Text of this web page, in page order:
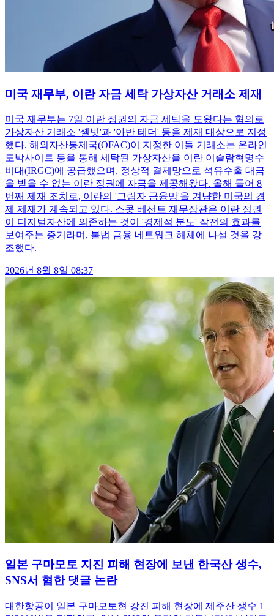
미국 재무부, 이란 자금 세탁 가상자산 거래소 제재
미국 재무부는 7일 이란 정권의 자금 세탁을 도왔다는 혐의로
가상자산 거래소 '셸빗'과 '아반 테더' 등을 제재 대상으로 지정
했다. 해외자산통제국(OFAC)이 지정한 이들 거래소는 온라인
도박사이트 등을 통해 세탁된 가상자산을 이란 이슬람혁명수
비대(IRGC)에 공급했으며, 정상적 결제망으로 석유수출 대금
을 받을 수 없는 이란 정권에 자금을 제공해왔다. 올해 들어 8
번째 제재 조치로, 이란의 '그림자 금융망'을 겨냥한 미국의 경
제 제재가 계속되고 있다. 스콧 베선트 재무장관은 이란 정권
이 디지털자산에 의존하는 것이 '경제적 분노' 작전의 효과를
보여주는 증거라며, 불법 금융 네트워크 해체에 나설 것을 강
조했다.
2026년 8월 8일 08:37
일본 구마모토 지진 피해 현장에 보낸 한국산 생수,
SNS서 혐한 댓글 논란
대한항공이 일본 구마모토현 강진 피해 현장에 제주산 생수 1